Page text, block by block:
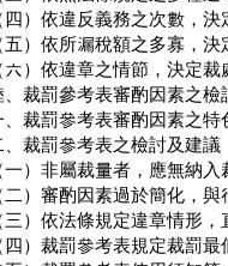
四）依違反義務之次數，
五）依所漏稅額之多寡，
六）依違章之情節，決定
、裁罰參考表審酌因素之檢
、裁罰參考表審酌因素之特
、裁罰參考表之檢討及建議
一）非屬裁量者，應無納
二）審酌因素過於簡化，
三）依法條規定違章情形
四）裁罰參考表規定裁罰